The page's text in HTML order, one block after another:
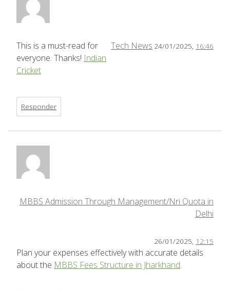
Tech News 24/01/2025, 16:46
This is a must-read for
everyone. Thanks! Indian
Cricket
Responder
MBBS Admission Through Management/Nri Quota in
Delhi
26/01/2025, 12:15
Plan your expenses effectively with accurate details
about the MBBS Fees Structure in Jharkhand.